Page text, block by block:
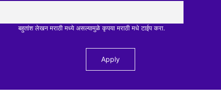
बहुतांश लेखन मराठी मध्ये असल्यामुळे कृपया मराठी मधे टाईप करा.